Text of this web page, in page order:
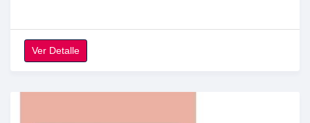
Ver Detalle